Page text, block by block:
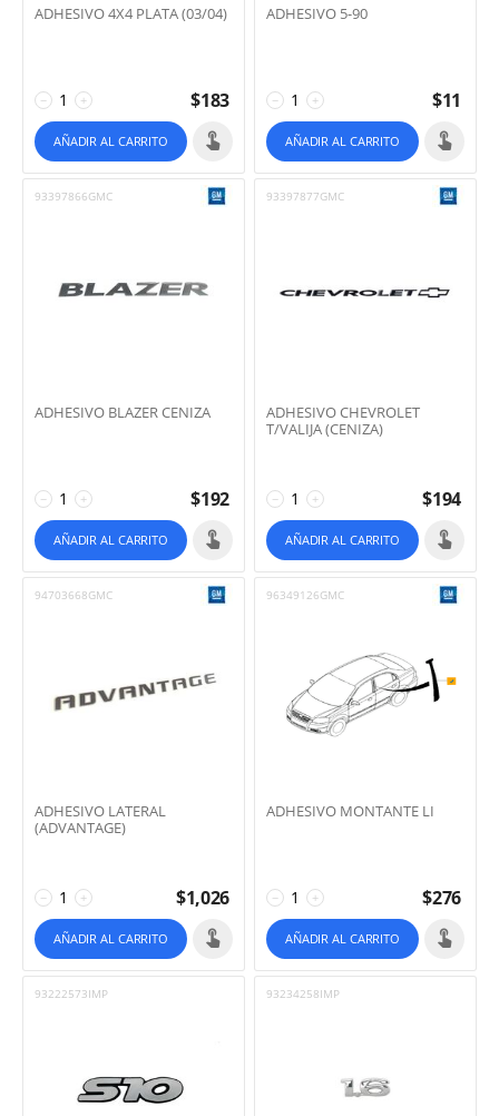
ADHESIVO 4X4 PLATA (03/04)
+
− $183
AÑADIR AL CARRITO
ADHESIVO 5-90
+
− $11
AÑADIR AL CARRITO
93397866GMC
ADHESIVO BLAZER CENIZA
+
− $192
AÑADIR AL CARRITO
93397877GMC
ADHESIVO CHEVROLET
T/VALIJA (CENIZA)
+
− $194
AÑADIR AL CARRITO
94703668GMC
ADHESIVO LATERAL
(ADVANTAGE)
+
− $1,026
AÑADIR AL CARRITO
96349126GMC
ADHESIVO MONTANTE LI
+
− $276
AÑADIR AL CARRITO
93222573IMP 93234258IMP